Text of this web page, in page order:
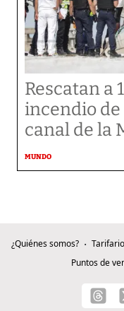
Rescatan a
incendio
canal de la
MUNDO
¿Quiénes somos?
Puntos de